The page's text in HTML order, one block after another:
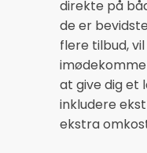
direkte på
de er
flere tilbud,
imødekomme
at give dig et
inkludere
ekstra